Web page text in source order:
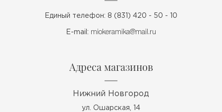
Единый телефон: 8 (831) 420 - 50 - 10
E-mail: miokeramika@mail.ru
Адреса магазинов
Нижний Новгород
ул. Ошарская, 14